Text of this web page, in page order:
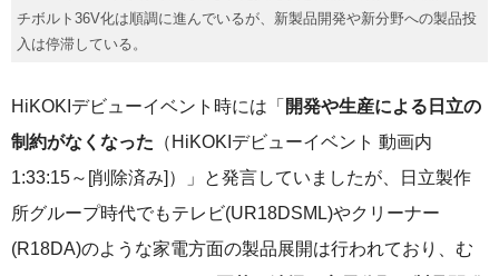
チボルト36V化は順調に進んでいるが、新製品開発や新分野への製品投
入は停滞している。
HiKOKIデビューイベント時には「 開発や生産による日立の
制約がなくなった （HiKOKIデビューイベント 動画内
1:33:15～[削除済み]）」と発言していましたが、日立製作
所グループ時代でもテレビ(UR18DSML)やクリーナー
(R18DA)のような家電方面の製品展開は行われており、む